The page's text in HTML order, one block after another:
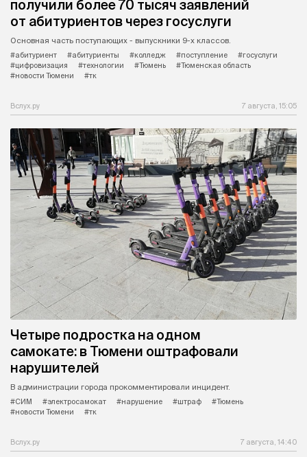
получили более 70 тысяч заявлений
от абитуриентов через госуслуги
Основная часть поступающих - выпускники 9-х классов.
#абитуриент
#абитуриенты #колледж #поступление
#госуслуги
#цифровизация
#технологии #Тюмень
#Тюменская область
#новости Тюмени
#тк
Вслух.ру 7 августа, 15:05
Четыре подростка на одном
самокате: в Тюмени оштрафовали
нарушителей
В администрации города прокомментировали инцидент.
#СИМ
#электросамокат #нарушение #штраф
#Тюмень
#новости Тюмени
#тк
Вслух.ру 7 августа, 14:40